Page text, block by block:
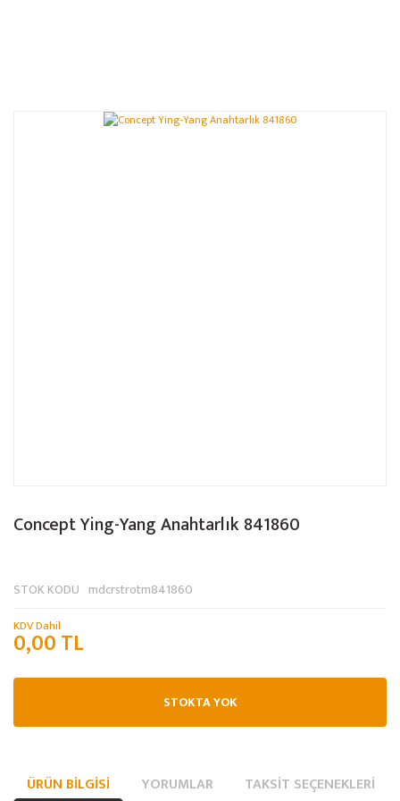
Concept Ying-Yang Anahtarlık 841860
STOK KODU mdcrstrotm841860
KDV Dahil
0,00 TL
STOKTA YOK
ÜRÜN BILGISI YORUMLAR TAKSIT SEÇENEKLERI